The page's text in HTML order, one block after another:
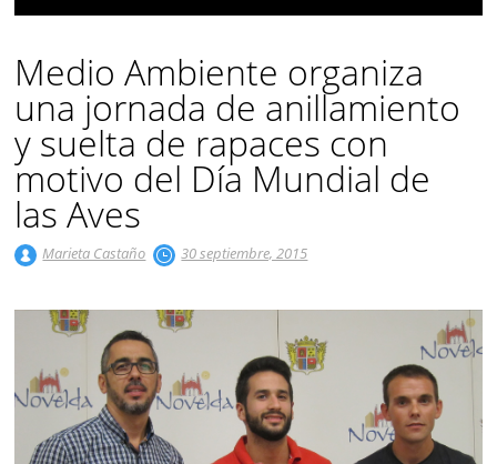
Medio Ambiente organiza
una jornada de anillamiento
y suelta de rapaces con
motivo del Día Mundial de
las Aves
Marieta Castaño 30 septiembre, 2015